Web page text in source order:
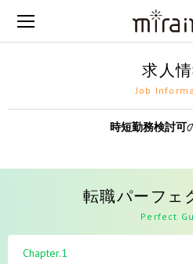
求人
Job
時短勤務検討可
転職パーフェ
Perfect
Chapter.1